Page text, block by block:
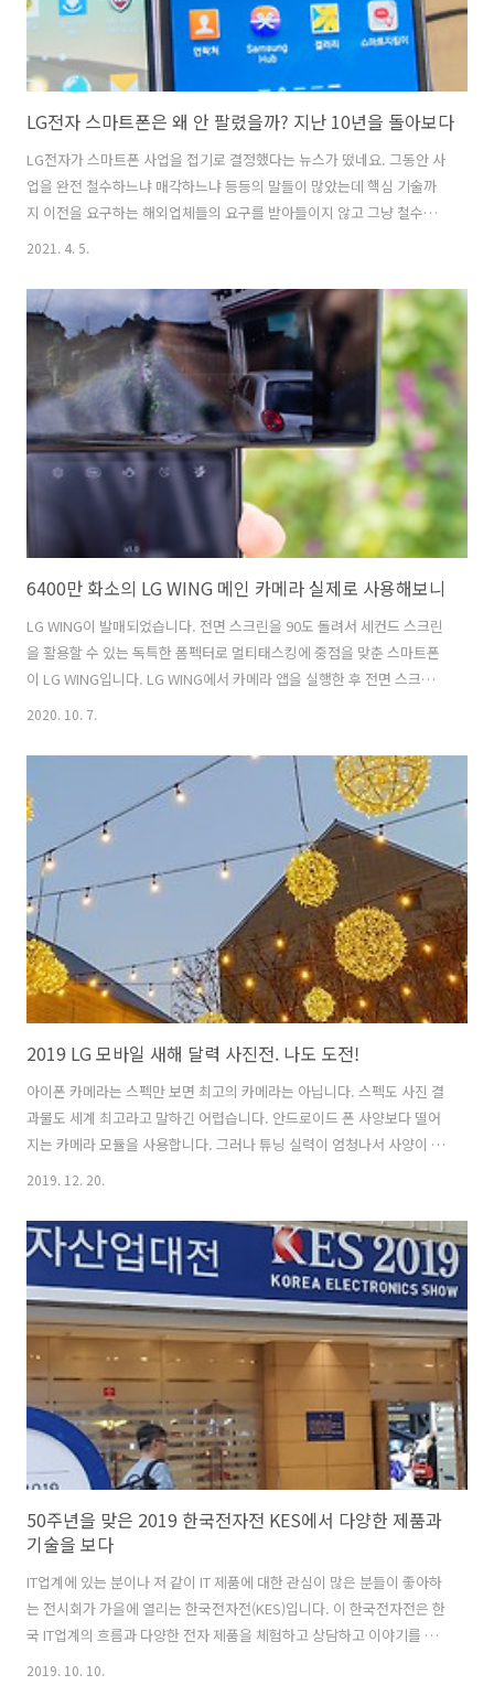
LG전자 스마트폰은 왜 안 팔렸을까? 지난 10년을 돌아보다
LG전자가 스마트폰 사업을 접기로 결정했다는 뉴스가 떴네요. 그동안 사
업을 완전 철수하느냐 매각하느냐 등등의 말들이 많았는데 핵심 기술까
지 이전을 요구하는 해외업체들의 요구를 받아들이지 않고 그냥 철수하
는 것으로 결정했습니다. 안타깝고 아쉽기만 하네요. LG전자가 스마트
었습니다. 2015년 팬택에 이어서 2021년 LG전자까지 스마트폰 제조 강
국의 이미지가 많이 사라질 듯합니다. 팬택이 사라진 이유는 여러가지가
있지만 가장 큰 이유는 불법 보조금 지급을 금지하는 단통법이 가장 큰
이유입니다. 팬택은 누가봐도 브랜드 파워가 강하지 않은 중소기업입니
다. 따라서 가성비로 승부했어야 합니다. 그러나 출시 가격은 LG전자, 삼
성전자와 동일하게 나..
2021. 4. 5.
6400만 화소의 LG WING 메인 카메라 실제로 사용해보니
LG WING이 발매되었습니다. 전면 스크린을 90도 돌려서 세컨드 스크린
을 활용할 수 있는 독특한 폼펙터로 멀티태스킹에 중점을 맞춘 스마트폰
이 LG WING입니다. LG WING에서 카메라 앱을 실행한 후 전면 스크린
WING의 짐벌 기능 오즈모포켓, 스마트폰 짐벌과 비교해보다 LG WING
의 짐벌 기능 오즈모포켓, 스마트폰 짐벌과 비교해보다 LG전자의 새로운
스마트폰 LG WING(LG 윙)은 이전에 본 적 없는 새로운 폼팩터를 장착한
스마트폰입니다. 전면 디스플레이가 90도로 획 돌아가는 독특함이 이목
을 끕니다. 스펙 자체는 LG 벨벳처럼 �� photohis..
2020. 10. 7.
2019 LG 모바일 새해 달력 사진전. 나도 도전!
아이폰 카메라는 스펙만 보면 최고의 카메라는 아닙니다. 스펙도 사진 결
과물도 세계 최고라고 말하긴 어렵습니다. 안드로이드 폰 사양보다 떨어
지는 카메라 모듈을 사용합니다. 그러나 튜닝 실력이 엄청나서 사양이 떨
어지는 카메라 모듈에서 최상의 결과물을 제공합니다. 그럼에도 저조도
종특이라는 핀잔도 받습니다. 이는 아이폰도 마찬가지입니다. 스펙은 최
고가 아니지만 인기가 높죠. 저는 이 차이가 생태계에 있다고 봅니다. 아
이폰은 하드웨어가 아닌 iOS와 애플 생태계가 접목될 때 빛이 나죠. 애플
은 매년 아이폰 사진공모전을 개최합니다. 정확하게 그 사진공모전을 애
플에서 개최하는 것 같지는 않지만 그런 문화가 있습니다. LG전자 스마
트폰의 최대 장점..
2019. 12. 20.
50주년을 맞은 2019 한국전자전 KES에서 다양한 제품과
기술을 보다
IT업계에 있는 분이나 저 같이 IT 제품에 대한 관심이 많은 분들이 좋아하
는 전시회가 가을에 열리는 한국전자전(KES)입니다. 이 한국전자전은 한
국 IT업계의 흐름과 다양한 전자 제품을 체험하고 상담하고 이야기를 들
2019. 10. 10.